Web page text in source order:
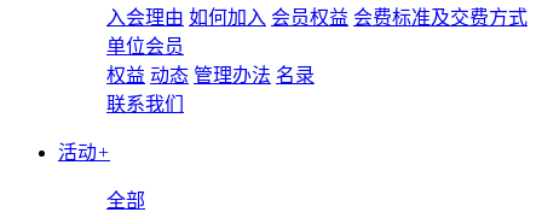
入会理由 如何加入 会员权益 会费标准及交费方式
单位会员
权益 动态 管理办法 名录
联系我们
活动+
全部